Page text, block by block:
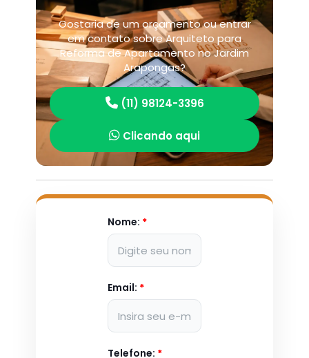
Gostaria de um orçamento ou entrar
em contato sobre Arquiteto para
Reforma de Apartamento no Jardim
Arapongas?
(11) 98124-3396
Clicando aqui
Nome: *
Email: *
Telefone: *